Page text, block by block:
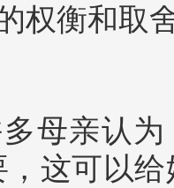
权衡和取
母亲认
这可以